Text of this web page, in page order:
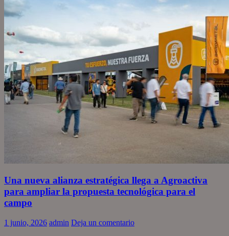
Una nueva alianza estratégica llega a Agroactiva
para ampliar la propuesta tecnológica para el
campo
1 junio, 2026 admin Deja un comentario